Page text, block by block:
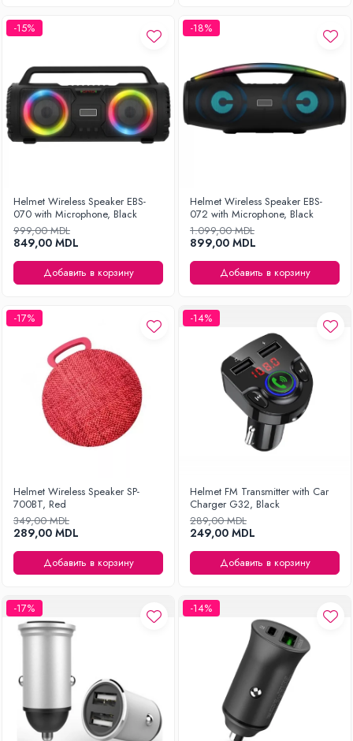
-15%
Helmet Wireless Speaker EBS-
070 with Microphone, Black
999,00 MDL
849,00 MDL
Добавить в корзину
-18%
Helmet Wireless Speaker EBS-
072 with Microphone, Black
1.099,00 MDL
899,00 MDL
Добавить в корзину
-17%
Helmet Wireless Speaker SP-
700BT, Red
349,00 MDL
289,00 MDL
Добавить в корзину
-14%
Helmet FM Transmitter with Car
Charger G32, Black
289,00 MDL
249,00 MDL
Добавить в корзину
-17% -14%